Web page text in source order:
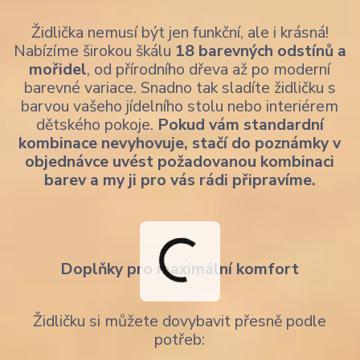
Židlička nemusí být jen funkční, ale i krásná!
Nabízíme širokou škálu 18 barevných odstínů a
mořidel, od přírodního dřeva až po moderní
barevné variace. Snadno tak sladíte židličku s
barvou vašeho jídelního stolu nebo interiérem
dětského pokoje. Pokud vám standardní
kombinace nevyhovuje, stačí do poznámky v
objednávce uvést požadovanou kombinaci
barev a my ji pro vás rádi připravíme.
Doplňky pro maximální komfort
Židličku si můžete dovybavit přesně podle
potřeb: